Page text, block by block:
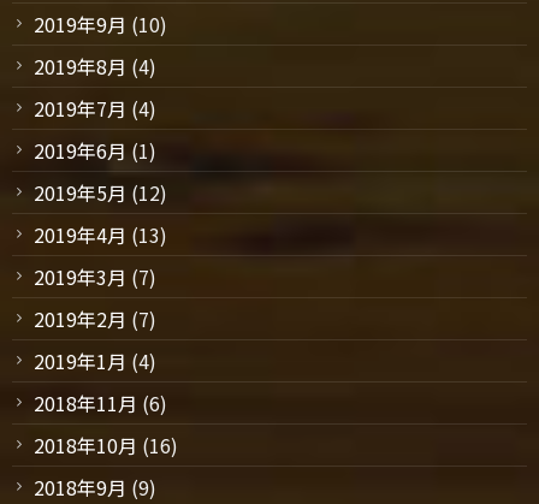
2019年9月 (10)
2019年8月 (4)
2019年7月 (4)
2019年6月 (1)
2019年5月 (12)
2019年4月 (13)
2019年3月 (7)
2019年2月 (7)
2019年1月 (4)
2018年11月 (6)
2018年10月 (16)
2018年9月 (9)